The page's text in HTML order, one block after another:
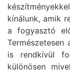
kínálunk, amik
a fogyasztó
is rendkívül
különösen